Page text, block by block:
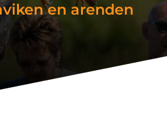
en arenden